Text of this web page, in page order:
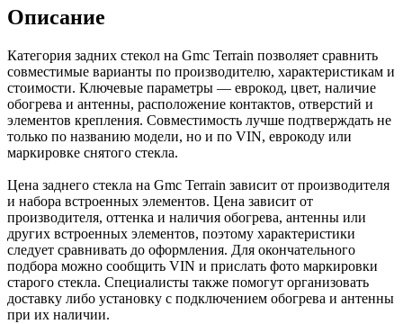
Описание
Категория задних стекол на Gmc Terrain позволяет сравнить
совместимые варианты по производителю, характеристикам и
стоимости. Ключевые параметры — еврокод, цвет, наличие
обогрева и антенны, расположение контактов, отверстий и
элементов крепления. Совместимость лучше подтверждать не
только по названию модели, но и по VIN, еврокоду или
маркировке снятого стекла.
Цена заднего стекла на Gmc Terrain зависит от производителя
и набора встроенных элементов. Цена зависит от
производителя, оттенка и наличия обогрева, антенны или
других встроенных элементов, поэтому характеристики
следует сравнивать до оформления. Для окончательного
подбора можно сообщить VIN и прислать фото маркировки
старого стекла. Специалисты также помогут организовать
доставку либо установку с подключением обогрева и антенны
при их наличии.